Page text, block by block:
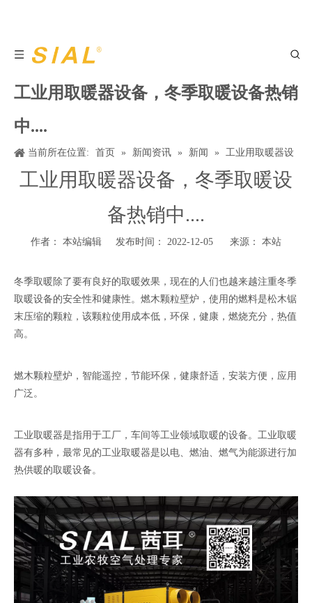
工业用取暖器设备，冬季取暖设备热销
中....
当前所在位置: 首页 » 新闻资讯 » 新闻 »
工业用取暖器设
备，冬季取暖设备热销中....
工业用取暖器设备，冬季取暖设
备热销中....
作者： 本站编辑 发布时间： 2022-12-05 来源： 本站
冬季取暖除了要有良好的取暖效果，现在的人们也越来越注重冬季
取暖设备的安全性和健康性。燃木颗粒壁炉，使用的燃料是松木锯
末压缩的颗粒，该颗粒使用成本低，环保，健康，燃烧充分，热值
高。
燃木颗粒壁炉，智能遥控，节能环保，健康舒适，安装方便，应用
广泛。
工业取暖器是指用于工厂，车间等工业领域取暖的设备。工业取暖
器有多种，最常见的工业取暖器是以电、燃油、燃气为能源进行加
热供暖的取暖设备。